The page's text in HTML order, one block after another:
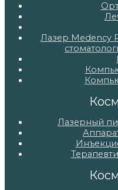
Лазер Medency
Лазерный